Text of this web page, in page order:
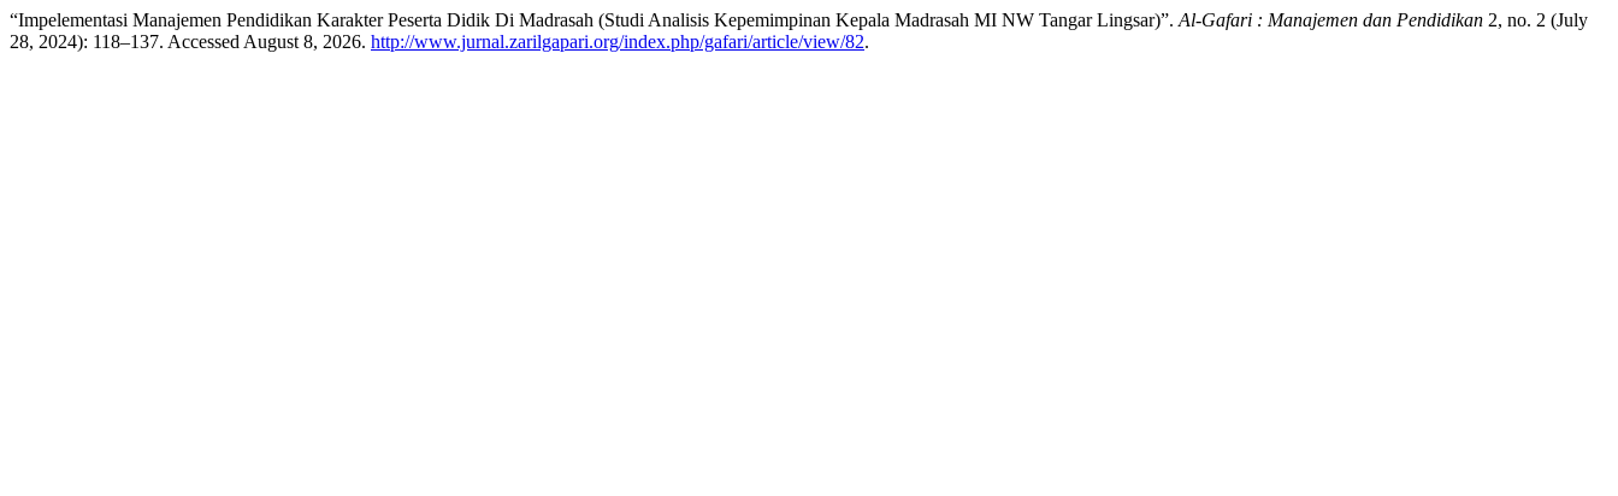
“Impelementasi Manajemen Pendidikan Karakter Peserta Didik Di Madrasah (Studi Analisis Kepemimpinan Kepala Madrasah MI NW Tangar Lingsar)”. Al-Gafari : Manajemen dan Pendidikan 2, no. 2 (July
28, 2024): 118–137. Accessed August 8, 2026. http://www.jurnal.zarilgapari.org/index.php/gafari/article/view/82.